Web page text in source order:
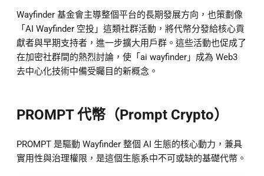
Wayfinder 基金會主導整個平台的長期發展方向，也策劃像
「AI Wayfinder 空投」這類社群活動，將代幣分發給核心貢
獻者與早期支持者，進一步擴大用戶群。這些活動也促成了
在加密社群間的熱烈討論，使「ai wayfinder」成為 Web3
去中心化技術中備受矚目的新概念。
PROMPT 代幣（Prompt Crypto）
PROMPT 是驅動 Wayfinder 整個 AI 生態的核心動力，兼具
實用性與治理權限，是這個生態系中不可或缺的基礎代幣。